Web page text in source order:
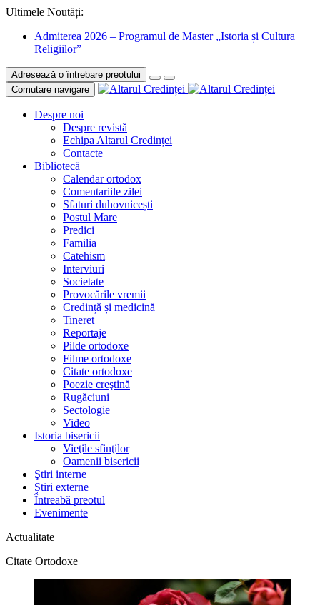
Ultimele Noutăți:
Admiterea 2026 – Programul de Master „Istoria și Cultura
Religiilor”
Adresează o întrebare preotului
Comutare navigare
Despre noi
Despre revistă
Echipa Altarul Credinței
Contacte
Bibliotecă
Calendar ortodox
Comentariile zilei
Sfaturi duhovnicești
Postul Mare
Predici
Familia
Catehism
Interviuri
Societate
Provocările vremii
Credință și medicină
Tineret
Reportaje
Pilde ortodoxe
Filme ortodoxe
Citate ortodoxe
Poezie creştină
Rugăciuni
Sectologie
Video
Istoria bisericii
Vieţile sfinţilor
Oamenii bisericii
Ştiri interne
Știri externe
Întreabă preotul
Evenimente
Actualitate
Citate Ortodoxe